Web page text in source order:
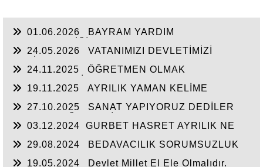
01.06.2026
BAYRAM YARDIM
24.05.2026
VATANIMIZI DEVLETİMİZİ
24.11.2025
ÖĞRETMEN OLMAK
19.11.2025
AYRILIK YAMAN KELİME
27.10.2025
SANAT YAPIYORUZ DEDİLER
03.12.2024
​GURBET HASRET AYRILIK NE
29.08.2024
BEDAVACILIK SORUMSUZLUK
19.05.2024
Devlet Millet El Ele Olmalıdır.